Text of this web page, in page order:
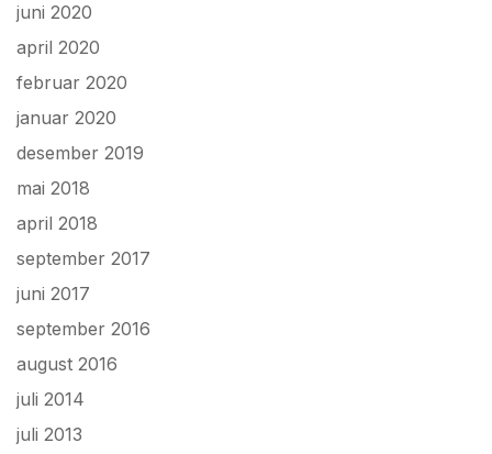
juni 2020
april 2020
februar 2020
januar 2020
desember 2019
mai 2018
april 2018
september 2017
juni 2017
september 2016
august 2016
juli 2014
juli 2013